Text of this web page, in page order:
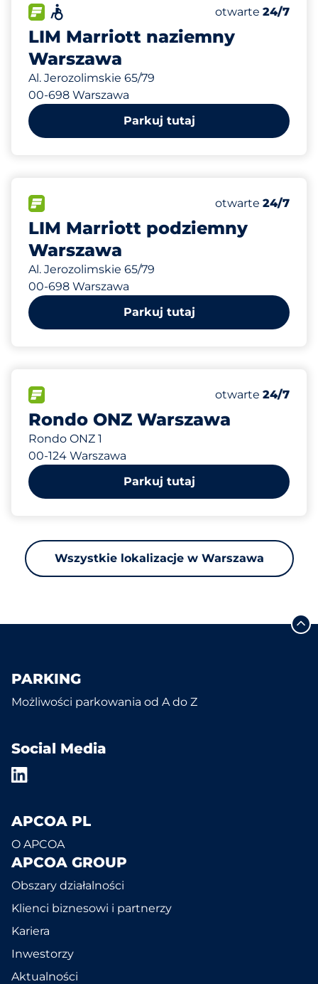
LIM Marriott naziemny
Warszawa
Al. Jerozolimskie 65/79
00-698 Warszawa
FLOW Liczba miejsc
Całkowita
otwarte 24/7
Parkuj tutaj
LIM Marriott podziemny
Warszawa
Al. Jerozolimskie 65/79
00-698 Warszawa
Liczba miejsc
Całkowita
otwarte 24/7
Parkuj tutaj
Rondo ONZ Warszawa
Rondo ONZ 1
00-124 Warszawa
Liczba miejsc
Całkowita
otwarte 24/7
Parkuj tutaj
Wszystkie lokalizacje w Warszawa
PARKING
Możliwości parkowania od A do Z
Social Media
APCOA PL
O APCOA
APCOA GROUP
Obszary działalności
Klienci biznesowi i partnerzy
Kariera
Inwestorzy
Aktualności